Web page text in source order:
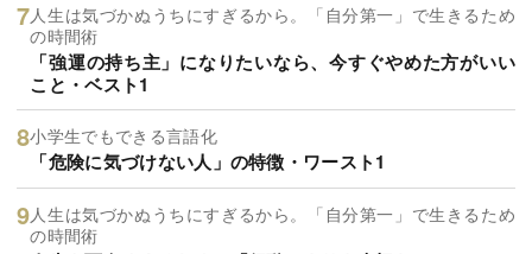
人生は気づかぬうちにすぎるから。「自分第一」で生きるため
の時間術
「強運の持ち主」になりたいなら、今すぐやめた方がいい
こと・ベスト1
小学生でもできる言語化
「危険に気づけない人」の特徴・ワースト1
人生は気づかぬうちにすぎるから。「自分第一」で生きるため
の時間術